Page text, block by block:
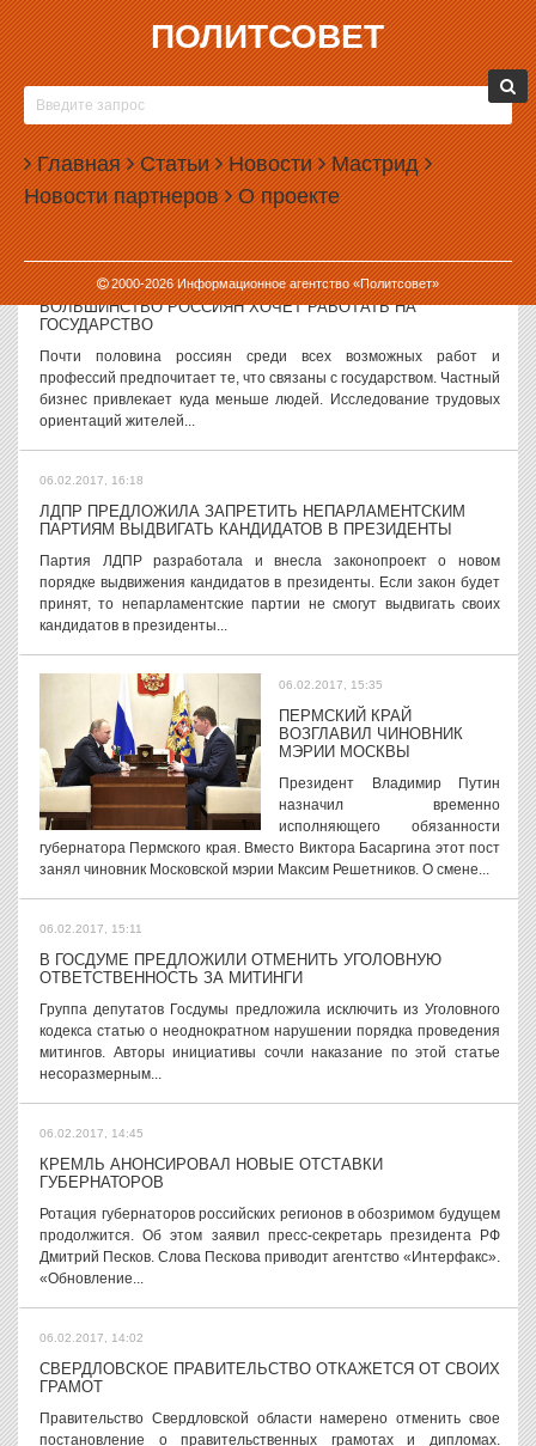
ПОЛИТСОВЕТ
Главная Статьи Новости Мастрид
Новости партнеров О проекте
2000-2026Информационное агентство «Политсовет»
06.02.2017, 17:53
СВЕРДЛОВСКИЕ ЧИНОВНИКИ НАЧАЛИ ГОТОВИТЬСЯ К
РЕКОРДНОМУ ПАВОДКУ
Правительство Свердловской области начало подготовку к
весеннему паводку. В этом году на Урале выпало рекордное
количество снега, так что прошлогодние паводки могут
повториться с еще большей силой. ...
06.02.2017, 16:59
БОЛЬШИНСТВО РОССИЯН ХОЧЕТ РАБОТАТЬ НА
ГОСУДАРСТВО
Почти половина россиян среди всех возможных работ и
профессий предпочитает те, что связаны с государством. Частный
бизнес привлекает куда меньше людей. Исследование трудовых
ориентаций жителей...
06.02.2017, 16:18
ЛДПР ПРЕДЛОЖИЛА ЗАПРЕТИТЬ НЕПАРЛАМЕНТСКИМ
ПАРТИЯМ ВЫДВИГАТЬ КАНДИДАТОВ В ПРЕЗИДЕНТЫ
Партия ЛДПР разработала и внесла законопроект о новом
порядке выдвижения кандидатов в президенты. Если закон будет
принят, то непарламентские партии не смогут выдвигать своих
кандидатов в президенты...
06.02.2017, 15:35
ПЕРМСКИЙ КРАЙ
ВОЗГЛАВИЛ ЧИНОВНИК
МЭРИИ МОСКВЫ
Президент Владимир Путин
назначил временно
исполняющего обязанности
губернатора Пермского края. Вместо Виктора Басаргина этот пост
занял чиновник Московской мэрии Максим Решетников. О смене...
06.02.2017, 15:11
В ГОСДУМЕ ПРЕДЛОЖИЛИ ОТМЕНИТЬ УГОЛОВНУЮ
ОТВЕТСТВЕННОСТЬ ЗА МИТИНГИ
Группа депутатов Госдумы предложила исключить из Уголовного
кодекса статью о неоднократном нарушении порядка проведения
митингов. Авторы инициативы сочли наказание по этой статье
несоразмерным...
06.02.2017, 14:45
КРЕМЛЬ АНОНСИРОВАЛ НОВЫЕ ОТСТАВКИ
ГУБЕРНАТОРОВ
Ротация губернаторов российских регионов в обозримом будущем
продолжится. Об этом заявил пресс-секретарь президента РФ
Дмитрий Песков. Слова Пескова приводит агентство «Интерфакс».
«Обновление...
06.02.2017, 14:02
СВЕРДЛОВСКОЕ ПРАВИТЕЛЬСТВО ОТКАЖЕТСЯ ОТ СВОИХ
ГРАМОТ
Правительство Свердловской области намерено отменить свое
постановление о правительственных грамотах и дипломах.